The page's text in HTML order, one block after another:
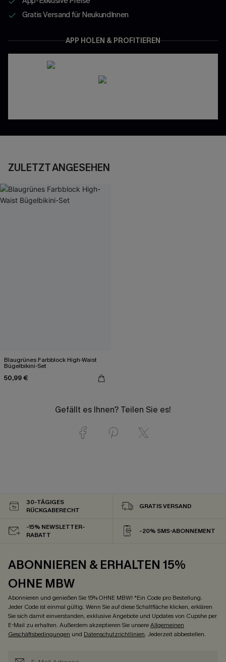
Gratis Versand für NeukundInnen
APP HOLEN & PROFITIEREN
ZULETZT ANGESEHEN
Blaugrünes Farbblock High-Waist
Bügelbikini-Set
50,99 €
Gefällt es Ihnen? Teilen Sie es!
30-TÄGIGES
RÜCKGABERECHT
GRATIS VERSAND
-15% NEWSLETTER-
RABATT
-20% SMS-ABONNEMENT
ABONNIEREN & ERHALTEN 15%
OHNE MBW
Abonnieren und genießen Sie 15% OHNE MBW! *Ein Code pro Bestellung.
Jeder Code ist einmal gültig. Wenn Sie auf diese Schaltfläche klicken, erklären
Sie sich damit einverstanden, exklusive Angebote und Updates von Cupshe per
E-Mail zu erhalten. Außerdem akzeptieren Sie unsereAllgemeinen
Geschäftsbedingungen und Datenschutzrichtlinien. Jederzeit abbestellen.